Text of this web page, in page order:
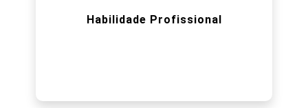
Habilidade Profissional